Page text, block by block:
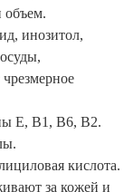
объем.
инозитол,
Е, В1, В6, В2.
кислота.
за кожей и